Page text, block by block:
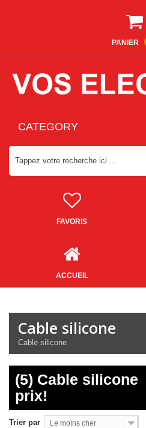
PANIER
CATEGORY
FAVORIS
ACCUEIL
Cable silicone
Cable silicone
(5) Cable silicone
prix!
Trier par Le moins cher